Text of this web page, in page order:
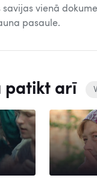
savijas vienā
pasaule.
patikt arī